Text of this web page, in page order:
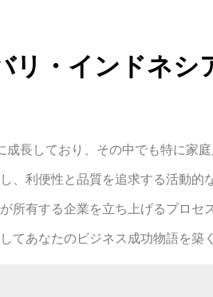
リ・インドネシ
成長しており、その中でも特に家
、利便性と品質を追求する活動的
所有する企業を立ち上げるプロ
てあなたのビジネス成功物語を築